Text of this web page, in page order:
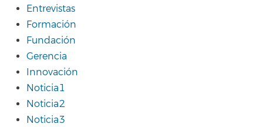
Entrevistas
Formación
Fundación
Gerencia
Innovación
Noticia1
Noticia2
Noticia3